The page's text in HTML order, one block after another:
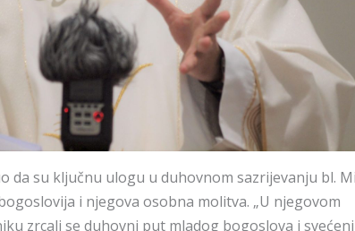
da su ključnu ulogu u duhovnom sazrijevanju bl.
i njegova osobna molitva. „U njegovom
zrcali se duhovni put mladog bogoslova i